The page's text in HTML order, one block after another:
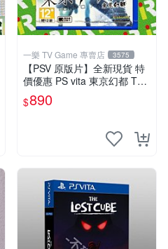
一樂 TV Game 專賣店 3575
【PSV 原版片】全新現貨 特
價優惠 PS vita 東京幻都 TOK
YO XANADU 中文版【台中一
樂電玩】
$890